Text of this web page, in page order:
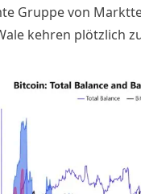
Gruppe von
kehren plötzlich